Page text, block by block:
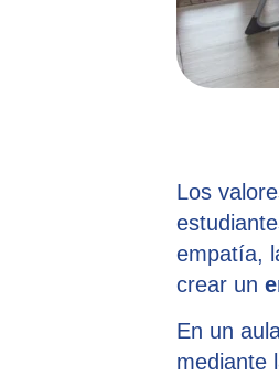
Los
empatía,
crear un
En un
mediante